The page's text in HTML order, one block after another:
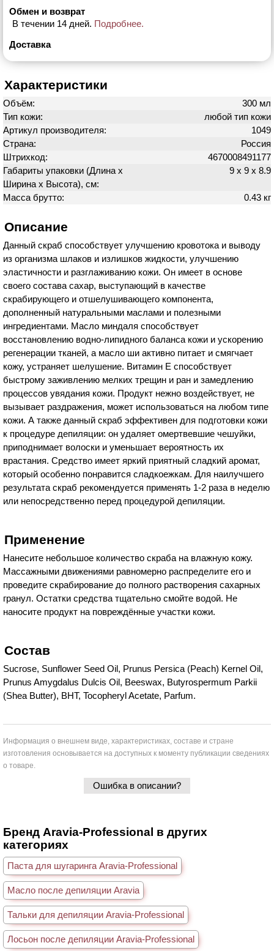
Обмен и возврат
В течении 14 дней. Подробнее.
Доставка
Характеристики
Объём:
300 мл
Тип кожи:
любой тип кожи
Артикул производителя:
1049
Страна:
Россия
Штрихкод:
4670008491177
Габариты упаковки (Длина х
Ширина х Высота), см:
9 х 9 х 8.9
Масса брутто: 0.43 кг
Описание
Данный скраб способствует улучшению кровотока и выводу
из организма шлаков и излишков жидкости, улучшению
эластичности и разглаживанию кожи. Он имеет в основе
своего состава сахар, выступающий в качестве
скрабирующего и отшелушивающего компонента,
дополненный натуральными маслами и полезными
ингредиентами. Масло миндаля способствует
восстановлению водно-липидного баланса кожи и ускорению
регенерации тканей, а масло ши активно питает и смягчает
кожу, устраняет шелушение. Витамин E способствует
быстрому заживлению мелких трещин и ран и замедлению
процессов увядания кожи. Продукт нежно воздействует, не
вызывает раздражения, может использоваться на любом типе
кожи. А также данный скраб эффективен для подготовки кожи
к процедуре депиляции: он удаляет омертвевшие чешуйки,
приподнимает волоски и уменьшает вероятность их
врастания. Средство имеет яркий приятный сладкий аромат,
который особенно понравится сладкоежкам. Для наилучшего
результата скраб рекомендуется применять 1-2 раза в неделю
или непосредственно перед процедурой депиляции.
Применение
Нанесите небольшое количество скраба на влажную кожу.
Массажными движениями равномерно распределите его и
проведите скрабирование до полного растворения сахарных
гранул. Остатки средства тщательно смойте водой. Не
наносите продукт на повреждённые участки кожи.
Состав
Sucrose, Sunflower Seed Oil, Prunus Persica (Peach) Kernel Oil,
Prunus Amygdalus Dulcis Oil, Beeswax, Butyrospermum Parkii
(Shea Butter), BHT, Tocopheryl Acetate, Parfum.
Информация о внешнем виде, характеристиках, составе и стране
изготовления основывается на доступных к моменту публикации сведениях
о товаре.
Ошибка в описании?
Бренд Aravia-Professional в других
категориях
Паста для шугаринга Aravia-Professional
Масло после депиляции Aravia
Тальки для депиляции Aravia-Professional
Лосьон после депиляции Aravia-Professional